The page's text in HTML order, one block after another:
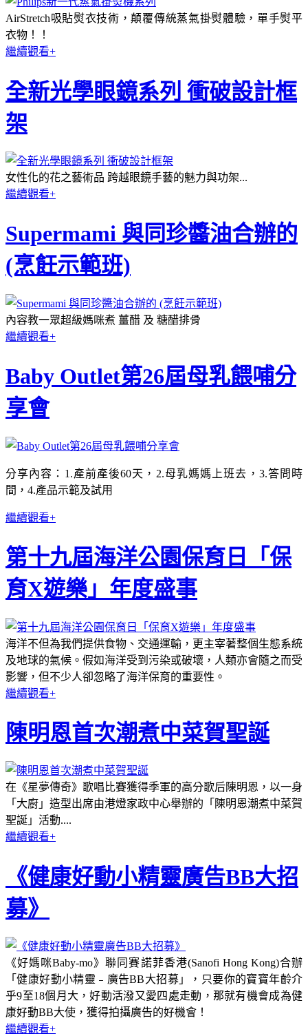
AirStretch吸貼熨衣技術，顛覆傳統蒸氣掛熨體驗，單手熨平
衣物！！
繼續觀看+
全新光學眼鏡系列 衝破設計框
架
女性化的花之藝術品 跨越眼鏡手藝的魅力與功架...
繼續觀看+
Supermami 與同珍醬油合辦的
(烹飪示範班)
內容教一眾超級媽咪煮 薑醋 及 糖醋排骨
繼續觀看+
Baby Outlet第26屆母乳餵哺分
享會
分享內容：1.產前產後60天，2.母乳媽媽上班去，3.答問時
間，4.產品示範及試用
繼續觀看+
第十九屆海洋公園保育日「保
育X遊樂」年度盛事
海洋不但為我們提供食物、交通運輸，更主宰著整個生態系統
及地球的氣候。假如海洋受到污染或破壞，人類亦會隨之而受
影響，但不少人卻忽略了海洋保育的重要性。
繼續觀看+
陳明恩首次潮煮中菜賀聖誕
在《星夢傳奇》歌唱比賽獲得季軍的高分歌后陳明恩，以一身
「大廚」造型出席由港燈家政中心舉辦的「陳明恩潮煮中菜賀
聖誕」活動....
繼續觀看+
《健康好動小精靈廣告BB大招
募》
《好媽咪Baby-mo》聯同賽諾菲香港(Sanofi Hong Kong)合辦
「健康好動小精靈﹣廣告BB大招募」，只要你的寶寶年齡介
乎9至18個月大，好動活潑又愛四處走動，那就有機會成為健
康好動BB大使，獲得拍攝廣告的好機會！
繼續觀看+